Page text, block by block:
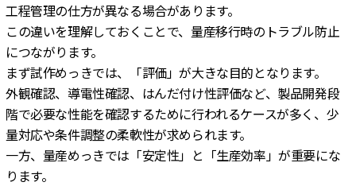
工程管理の仕方が異なる場合があります。
この違いを理解しておくことで、量産移行時のトラブル防止
につながります。
まず試作めっきでは、「評価」が大きな目的となります。
外観確認、導電性確認、はんだ付け性評価など、製品開発段
階で必要な性能を確認するために行われるケースが多く、少
量対応や条件調整の柔軟性が求められます。
一方、量産めっきでは「安定性」と「生産効率」が重要にな
ります。